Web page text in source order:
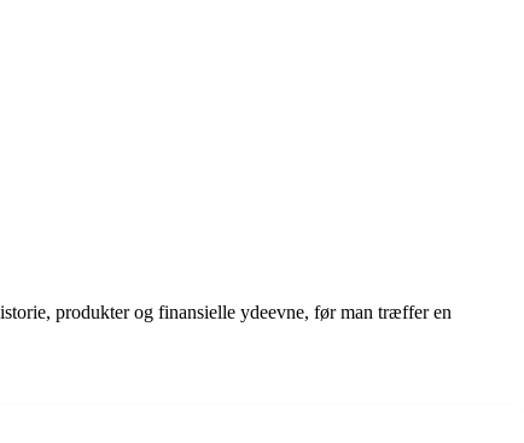
produkter og finansielle ydeevne, før man træffer en